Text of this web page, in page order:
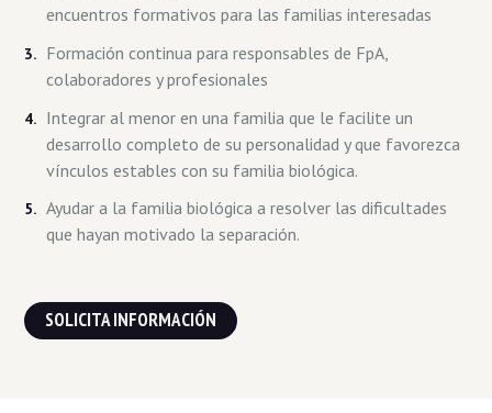
encuentros formativos para las familias interesadas
Formación continua para responsables de FpA,
colaboradores y profesionales
Integrar al menor en una familia que le facilite un
desarrollo completo de su personalidad y que favorezca
vínculos estables con su familia biológica.
Ayudar a la familia biológica a resolver las dificultades
que hayan motivado la separación.
SOLICITA INFORMACIÓN